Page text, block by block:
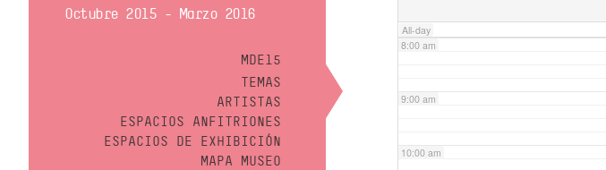
Octubre 2015 - Marzo 2016
MDE15
TEMAS
ARTISTAS
ESPACIOS ANFITRIONES
ESPACIOS DE EXHIBICIÓN
MAPA MUSEO
All-day
8:00 am
9:00 am
10:00 am